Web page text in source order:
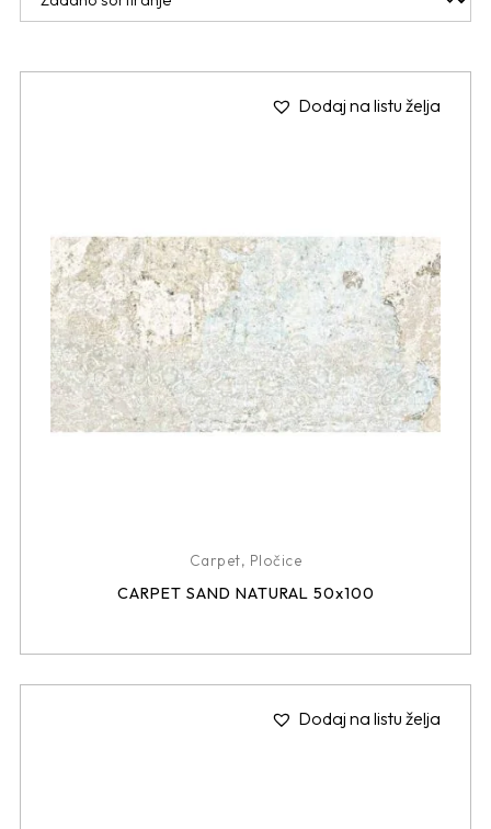
Dodaj na listu želja
Carpet, Pločice
CARPET SAND NATURAL 50x100
Dodaj na listu želja